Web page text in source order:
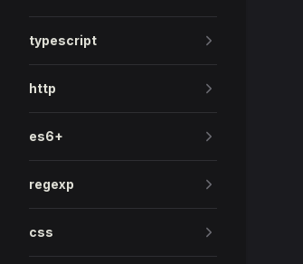
typescript
http
es6+
regexp
css